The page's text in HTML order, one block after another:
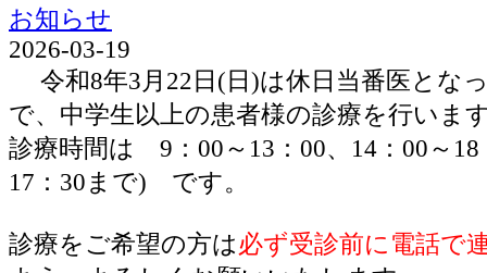
お知らせ
2026-03-19
令和8年3月22日(日)は休日当番医とな
で、中学生以上の患者様の診療を行いま
診療時間は 9：00～13：00、14：00～
17：30まで) です。
診療をご希望の方は必ず受診前に電話で